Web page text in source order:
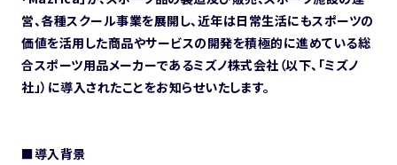
営、各種スクール事業を展開し、近年は日常生活にもスポーツの
価値を活用した商品やサービスの開発を積極的に進めている総
合スポーツ用品メーカーであるミズノ株式会社（以下、「ミズノ
社」）に導入されたことをお知らせいたします。
■導入背景